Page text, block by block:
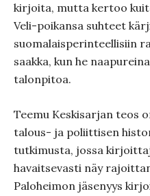
kirjoita, mutta kertoo
Veli-poikansa suhteet
suomalaisperinteellisiin
saakka, kun he
talonpitoa.
Teemu Keskisarjan teos
talous- ja poliittisen
tutkimusta, jossa
havaitsevasti näy
Paloheimon jäsenyys